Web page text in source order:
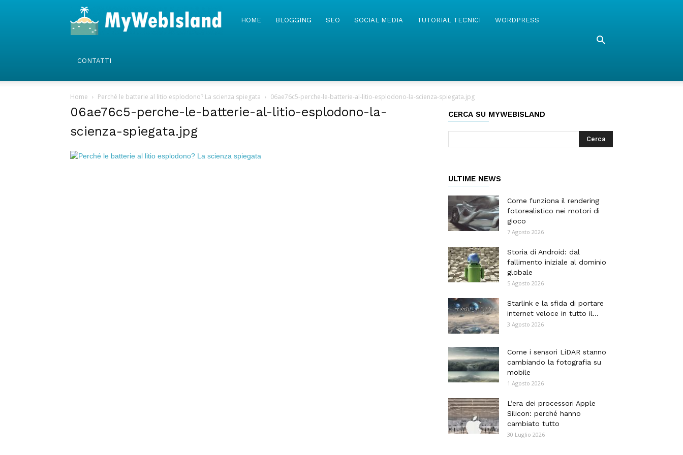
MyWebIsland
HOME BLOGGING SEO SOCIAL MEDIA TUTORIAL TECNICI WORDPRESS
CONTATTI
Home Perché le batterie al litio esplodono? La scienza spiegata 06ae76c5-perche-le-batterie-al-litio-esplodono-la-scienza-spiegata.jpg
06ae76c5-perche-le-batterie-al-litio-esplodono-la-
scienza-spiegata.jpg
CERCA SU MYWEBISLAND
ULTIME NEWS
Come funziona il rendering
fotorealistico nei motori di
gioco
7 Agosto 2026
Storia di Android: dal
fallimento iniziale al dominio
globale
5 Agosto 2026
Starlink e la sfida di portare
internet veloce in tutto il...
3 Agosto 2026
Come i sensori LiDAR stanno
cambiando la fotografia su
mobile
1 Agosto 2026
L’era dei processori Apple
Silicon: perché hanno
cambiato tutto
30 Luglio 2026